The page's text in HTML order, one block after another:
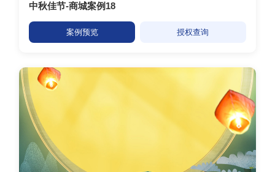
中秋佳节-商城案例18
案例预览 授权查询